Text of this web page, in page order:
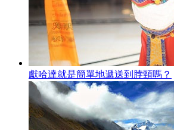
獻哈達就是簡單地遞送到脖頸嗎？